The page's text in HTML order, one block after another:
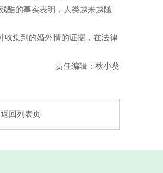
酷的事实表明，人类越来越随
集到的婚外情的证据，在法律
责任编辑：秋小葵
返回列表页